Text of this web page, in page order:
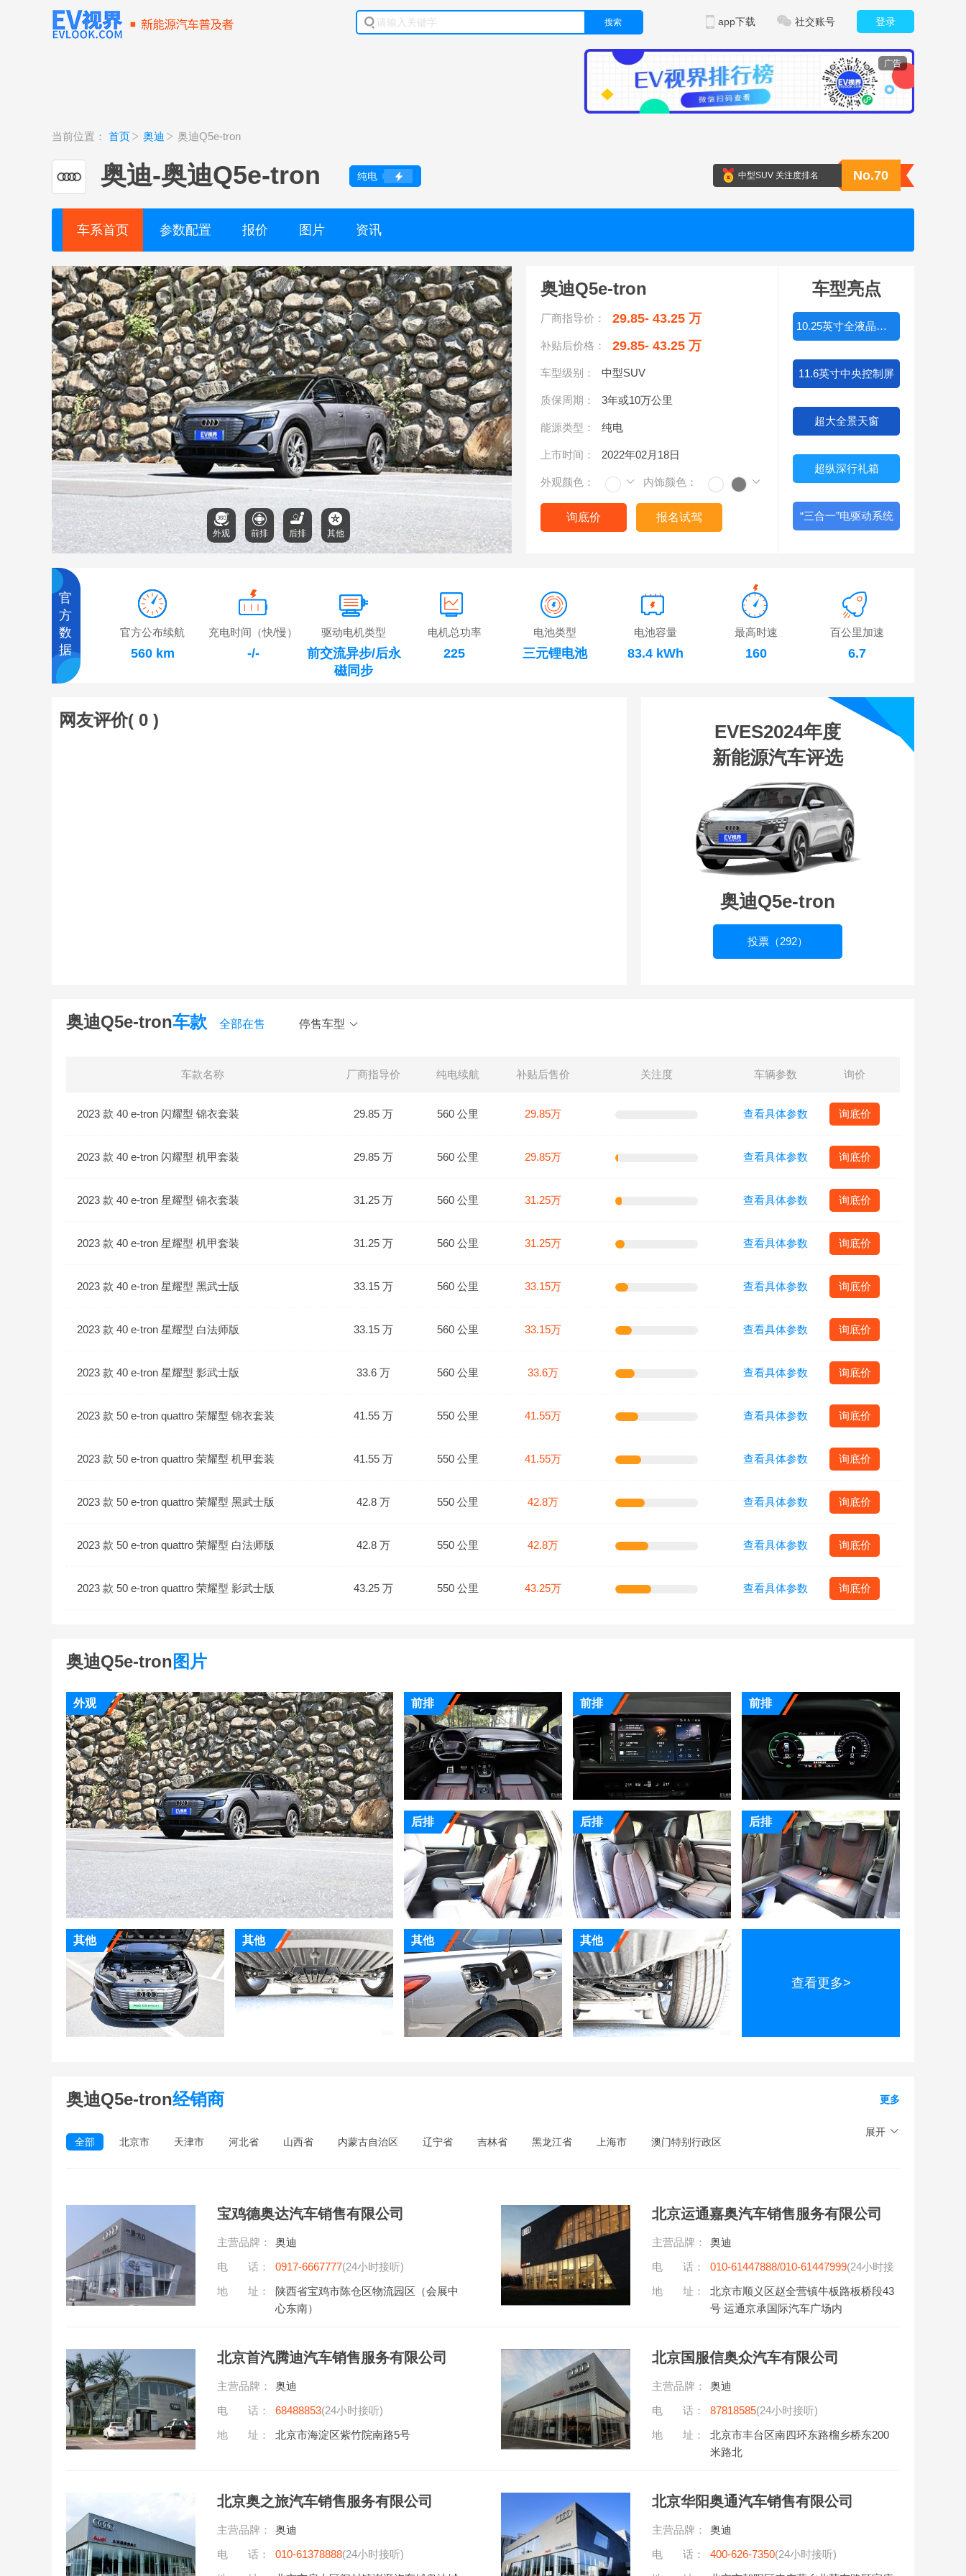
搜索 登录
社交账号
app下载
广告
当前位置： 首页 奥迪 奥迪Q5e-tron
奥迪-奥迪Q5e-tron 纯电 中型SUV 关注度排名 No.70
车系首页 参数配置 报价 图片 资讯
外观 前排 后排 其他
奥迪Q5e-tron
厂商指导价： 29.85- 43.25 万
补贴后价格： 29.85- 43.25 万
车型级别： 中型SUV
质保周期： 3年或10万公里
能源类型： 纯电
上市时间： 2022年02月18日
外观颜色： 内饰颜色：
询底价 报名试驾
车型亮点
10.25英寸全液晶仪表
11.6英寸中央控制屏
超大全景天窗
超纵深行礼箱
“三合一”电驱动系统
官
方
数
据
官方公布续航
560 km
充电时间（快/慢）
-/-
驱动电机类型
前交流异步/后永
磁同步
电机总功率
225
电池类型
三元锂电池
电池容量
83.4 kWh
最高时速
160
百公里加速
6.7
网友评价( 0 )
EVES2024年度
新能源汽车评选
奥迪Q5e-tron
投票（292）
奥迪Q5e-tron车款 全部在售 停售车型
车款名称 厂商指导价 纯电续航 补贴后售价 关注度 车辆参数 询价
2023 款 40 e-tron 闪耀型 锦衣套装 29.85 万 560 公里 29.85万 查看具体参数 询底价
2023 款 40 e-tron 闪耀型 机甲套装 29.85 万 560 公里 29.85万 查看具体参数 询底价
2023 款 40 e-tron 星耀型 锦衣套装 31.25 万 560 公里 31.25万 查看具体参数 询底价
2023 款 40 e-tron 星耀型 机甲套装 31.25 万 560 公里 31.25万 查看具体参数 询底价
2023 款 40 e-tron 星耀型 黑武士版 33.15 万 560 公里 33.15万 查看具体参数 询底价
2023 款 40 e-tron 星耀型 白法师版 33.15 万 560 公里 33.15万 查看具体参数 询底价
2023 款 40 e-tron 星耀型 影武士版 33.6 万 560 公里 33.6万 查看具体参数 询底价
2023 款 50 e-tron quattro 荣耀型 锦衣套装 41.55 万 550 公里 41.55万 查看具体参数 询底价
2023 款 50 e-tron quattro 荣耀型 机甲套装 41.55 万 550 公里 41.55万 查看具体参数 询底价
2023 款 50 e-tron quattro 荣耀型 黑武士版 42.8 万 550 公里 42.8万 查看具体参数 询底价
2023 款 50 e-tron quattro 荣耀型 白法师版 42.8 万 550 公里 42.8万 查看具体参数 询底价
2023 款 50 e-tron quattro 荣耀型 影武士版 43.25 万 550 公里 43.25万 查看具体参数 询底价
奥迪Q5e-tron图片
外观 前排 前排 前排
后排 后排 后排
其他 其他 其他 其他
查看更多>
奥迪Q5e-tron经销商 更多
展开
全部
北京市 天津市 河北省 山西省 内蒙古自治区 辽宁省 吉林省 黑龙江省 上海市 澳门特别行政区
宝鸡德奥达汽车销售有限公司
主营品牌：
奥迪
电 话：
0917-6667777(24小时接听)
地 址：
陕西省宝鸡市陈仓区物流园区（会展中
心东南）
北京运通嘉奥汽车销售服务有限公司
主营品牌：
奥迪
电 话：
010-61447888/010-61447999(24小时接
听)
地 址：
北京市顺义区赵全营镇牛板路板桥段43
号 运通京承国际汽车广场内
北京首汽腾迪汽车销售服务有限公司
主营品牌：
奥迪
电 话：
68488853(24小时接听)
地 址：
北京市海淀区紫竹院南路5号
北京国服信奥众汽车有限公司
主营品牌：
奥迪
电 话：
87818585(24小时接听)
地 址：
北京市丰台区南四环东路榴乡桥东200
米路北
北京奥之旅汽车销售服务有限公司
主营品牌：
奥迪
电 话：
010-61378888(24小时接听)
北京华阳奥通汽车销售有限公司
主营品牌：
奥迪
电 话：
400-626-7350(24小时接听)